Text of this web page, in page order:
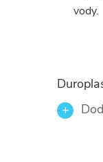
vody.